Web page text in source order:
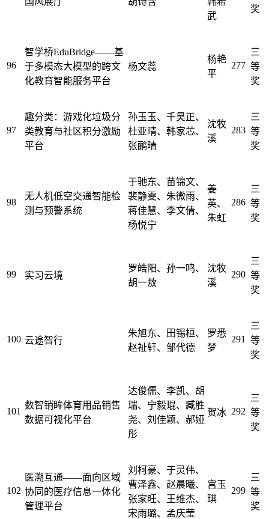
武
奖
96
智学桥EduBridge——基
于多模态大模型的跨文
化教育智能服务平台
杨文蕊
杨艳
平
277
三
等
奖
97
趣分类：游戏化垃圾分
类教育与社区积分激励
平台
孙玉玉、千昊正、
杜亚晴、韩家芯、
张鹂晴
沈牧
溪
283
三
等
奖
98
无人机低空交通智能检
测与预警系统
于驰东、苗锦文、
裴静雯、朱微雨、
蒋佳慧、李文倩、
杨悦宁
姜
英、
朱虹
286
三
等
奖
99 实习云境
罗皓阳、孙一鸣、
胡一敖
沈牧
溪
290
三
等
奖
100 云途智行
朱旭东、田锡桓、
赵祉轩、邹代德
罗悉
梦
291
三
等
奖
101
数智销眸体育用品销售
数据可视化平台
达俊儒、李凯、胡
瑞、宁毅琨、臧胜
尧、刘佳颖、郝娅
彤
贺冰 292
三
等
奖
102
医溯互通——面向区域
协同的医疗信息一体化
管理平台
刘柯豪、于灵伟、
曹泽鑫、赵晨曦、
张家旺、王维杰、
宋雨璐、孟庆莹
宫玉
琪
299
三
等
奖